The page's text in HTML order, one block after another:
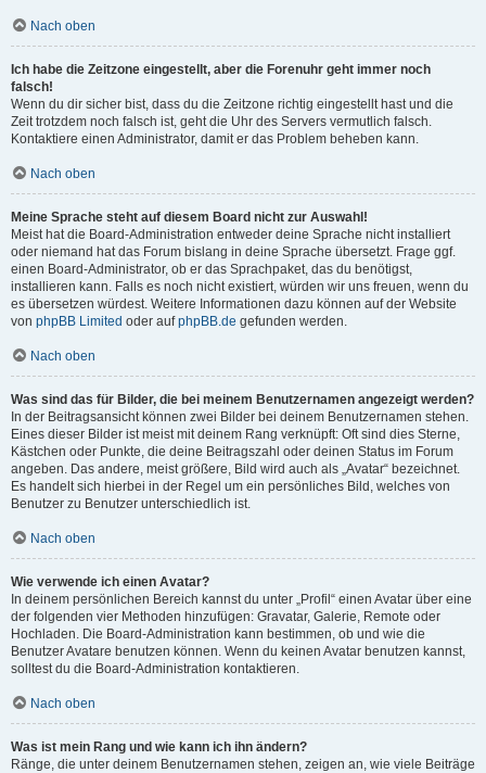
Nach oben
Ich habe die Zeitzone eingestellt, aber die Forenuhr geht immer noch
falsch!
Wenn du dir sicher bist, dass du die Zeitzone richtig eingestellt hast und die
Zeit trotzdem noch falsch ist, geht die Uhr des Servers vermutlich falsch.
Kontaktiere einen Administrator, damit er das Problem beheben kann.
Nach oben
Meine Sprache steht auf diesem Board nicht zur Auswahl!
Meist hat die Board-Administration entweder deine Sprache nicht installiert
oder niemand hat das Forum bislang in deine Sprache übersetzt. Frage ggf.
einen Board-Administrator, ob er das Sprachpaket, das du benötigst,
installieren kann. Falls es noch nicht existiert, würden wir uns freuen, wenn du
es übersetzen würdest. Weitere Informationen dazu können auf der Website
von phpBB Limited oder aufphpBB.de gefunden werden.
Nach oben
Was sind das für Bilder, die bei meinem Benutzernamen angezeigt werden?
In der Beitragsansicht können zwei Bilder bei deinem Benutzernamen stehen.
Eines dieser Bilder ist meist mit deinem Rang verknüpft: Oft sind dies Sterne,
Kästchen oder Punkte, die deine Beitragszahl oder deinen Status im Forum
angeben. Das andere, meist größere, Bild wird auch als „Avatar“ bezeichnet.
Es handelt sich hierbei in der Regel um ein persönliches Bild, welches von
Benutzer zu Benutzer unterschiedlich ist.
Nach oben
Wie verwende ich einen Avatar?
In deinem persönlichen Bereich kannst du unter „Profil“ einen Avatar über eine
der folgenden vier Methoden hinzufügen: Gravatar, Galerie, Remote oder
Hochladen. Die Board-Administration kann bestimmen, ob und wie die
Benutzer Avatare benutzen können. Wenn du keinen Avatar benutzen kannst,
solltest du die Board-Administration kontaktieren.
Nach oben
Was ist mein Rang und wie kann ich ihn ändern?
Ränge, die unter deinem Benutzernamen stehen, zeigen an, wie viele Beiträge